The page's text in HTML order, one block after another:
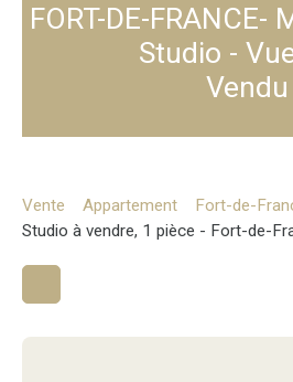
FORT-DE-FRANCE-
Studio -
Vendu
Vente Appartement
Fort-de-
Studio à vendre, 1 pièce - Fort-de-